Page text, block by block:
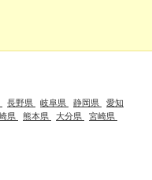
長野県 岐阜県 静岡県
愛知
県 熊本県 大分県
宮崎県